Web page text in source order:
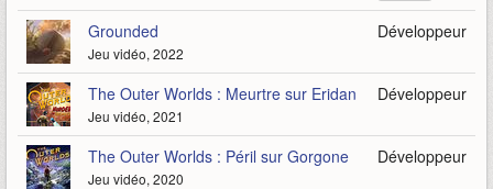
Grounded
Jeu vidéo, 2022
Développeur
The Outer Worlds : Meurtre sur Eridan
Jeu vidéo, 2021
Développeur
The Outer Worlds : Péril sur Gorgone
Jeu vidéo, 2020
Développeur